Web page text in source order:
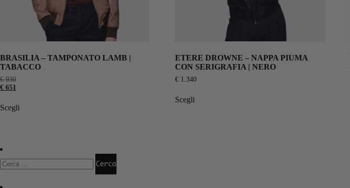
BRASILIA – TAMPONATO LAMB |
TABACCO
€930
€ 651
Scegli
ETERE DROWNE – NAPPA PIUMA
CON SERIGRAFIA | NERO
€ 1.340
Scegli